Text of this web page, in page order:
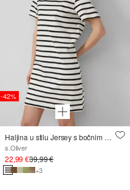
-42%
Haljina u stilu Jersey s bočnim prorezima
s.Oliver
22,99 €39,99 €
+3